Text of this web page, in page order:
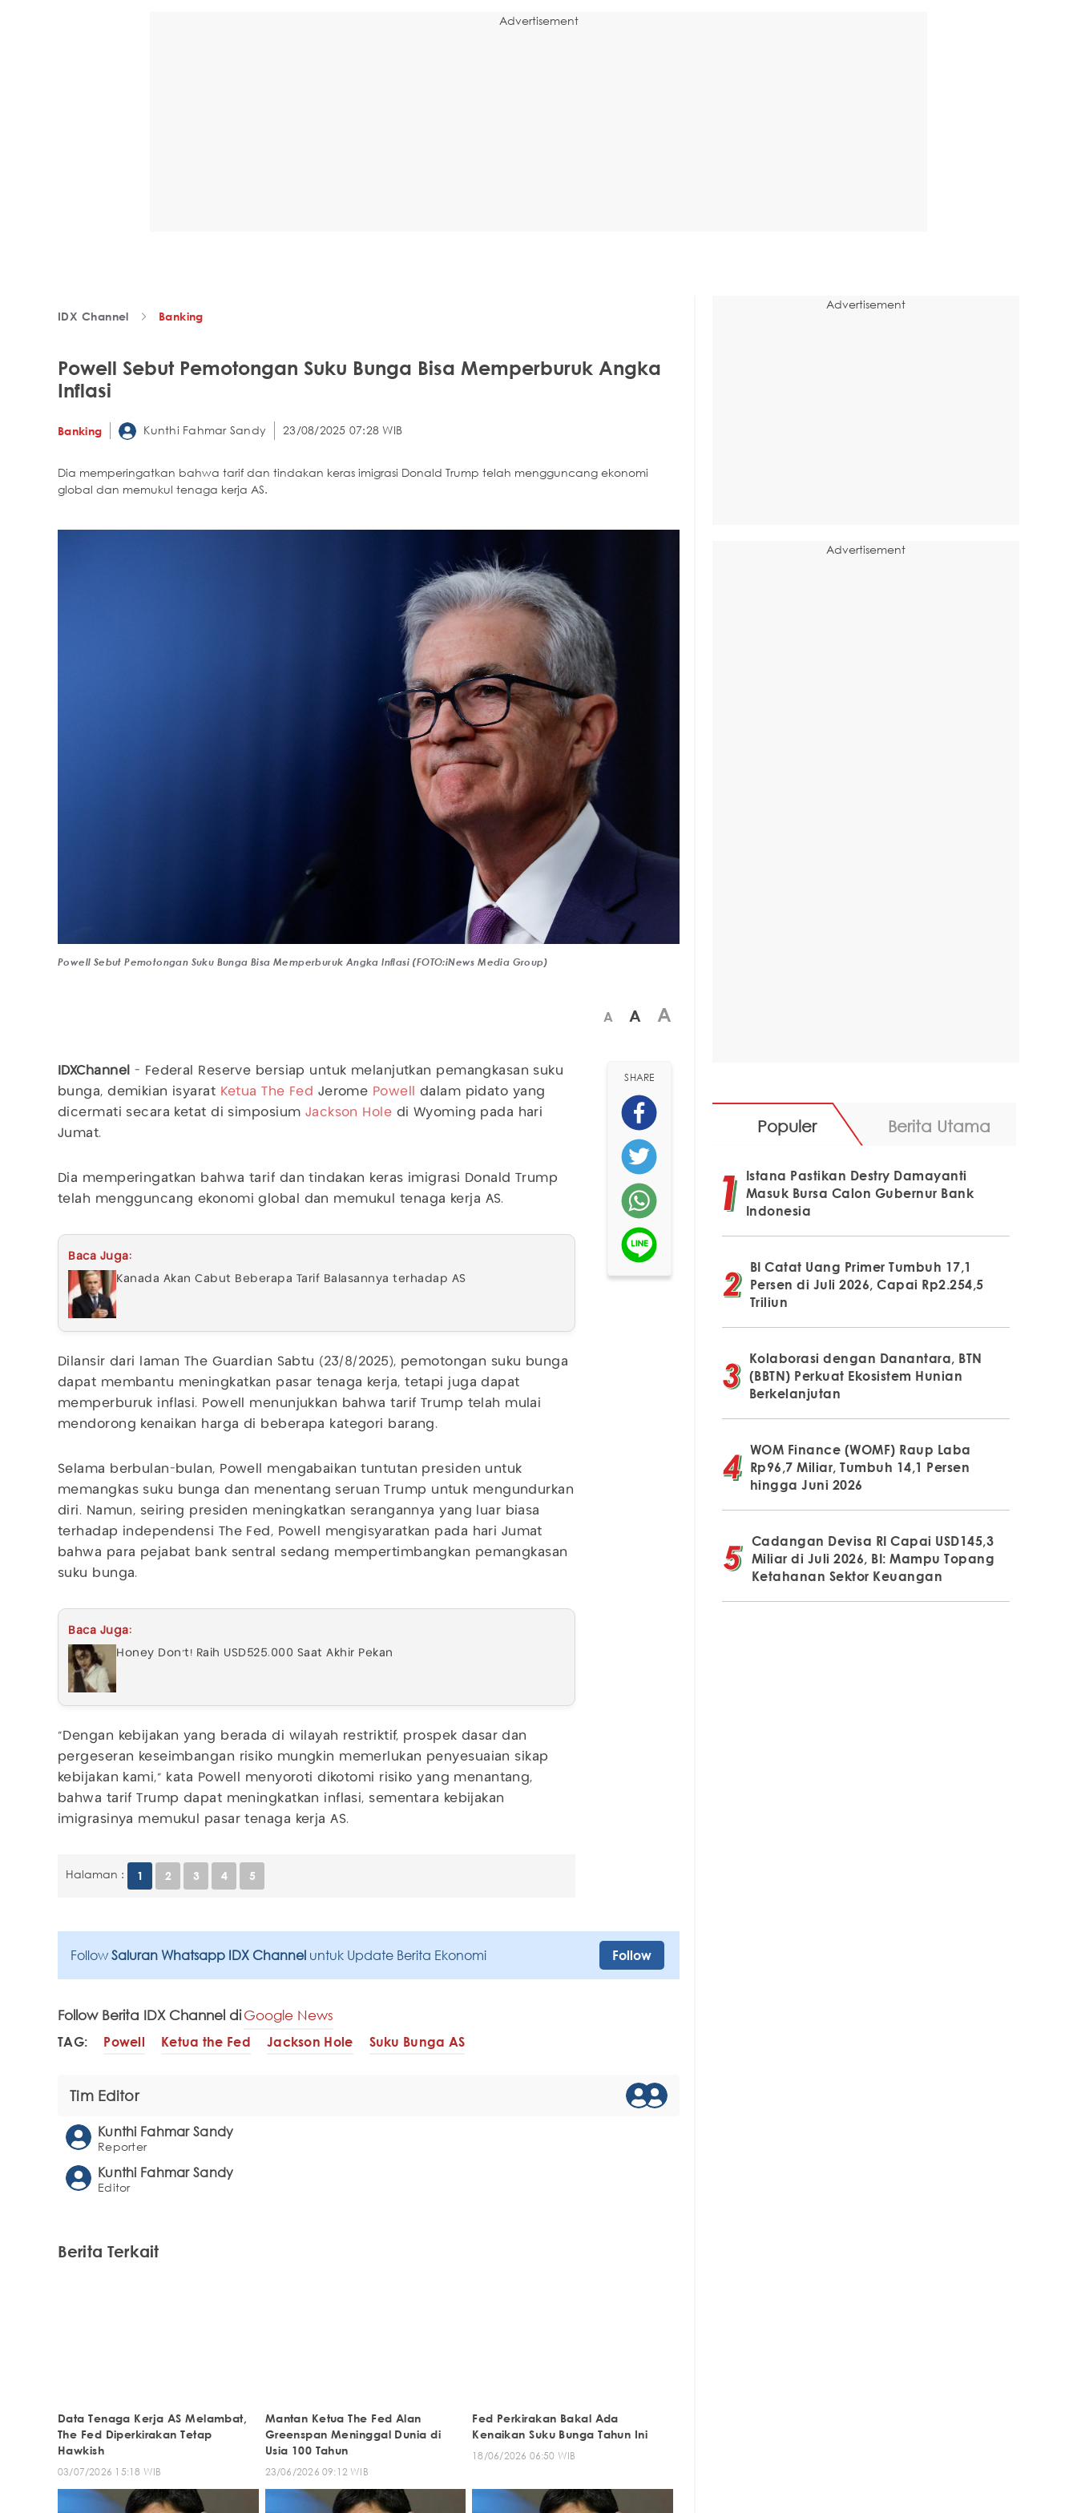
Advertisement
IDX Channel Banking
Powell Sebut Pemotongan Suku Bunga Bisa Memperburuk Angka
Inflasi
Banking Kunthi Fahmar Sandy 23/08/2025 07:28 WIB
Dia memperingatkan bahwa tarif dan tindakan keras imigrasi Donald Trump telah mengguncang ekonomi
global dan memukul tenaga kerja AS.
Powell Sebut Pemotongan Suku Bunga Bisa Memperburuk Angka Inflasi (FOTO:iNews Media Group)
A A A
IDXChannel
- Federal Reserve bersiap untuk melanjutkan pemangkasan suku
bunga, demikian isyarat Ketua The Fed Jerome Powell
dalam pidato yang
dicermati secara ketat di simposium Jackson Hole di Wyoming pada hari
Jumat.
Dia memperingatkan bahwa tarif dan tindakan keras imigrasi Donald Trump
telah mengguncang ekonomi global dan memukul tenaga kerja AS.
Baca Juga:
Kanada Akan Cabut Beberapa Tarif Balasannya terhadap AS
Dilansir dari laman The Guardian Sabtu (23/8/2025), pemotongan suku bunga
dapat membantu meningkatkan pasar tenaga kerja, tetapi juga dapat
memperburuk inflasi. Powell menunjukkan bahwa tarif Trump telah mulai
mendorong kenaikan harga di beberapa kategori barang.
Selama berbulan-bulan, Powell mengabaikan tuntutan presiden untuk
memangkas suku bunga dan menentang seruan Trump untuk mengundurkan
diri. Namun, seiring presiden meningkatkan serangannya yang luar biasa
terhadap independensi The Fed, Powell mengisyaratkan pada hari Jumat
bahwa para pejabat bank sentral sedang mempertimbangkan pemangkasan
suku bunga.
Baca Juga:
Honey Don’t! Raih USD525.000 Saat Akhir Pekan
“Dengan kebijakan yang berada di wilayah restriktif, prospek dasar dan
pergeseran keseimbangan risiko mungkin memerlukan penyesuaian sikap
kebijakan kami,” kata Powell menyoroti dikotomi risiko yang menantang,
bahwa tarif Trump dapat meningkatkan inflasi, sementara kebijakan
imigrasinya memukul pasar tenaga kerja AS.
Halaman : 1 2 3 4 5
SHARE
Follow Saluran Whatsapp IDX Channel untuk Update Berita Ekonomi Follow
Follow Berita IDX Channel diGoogle News
TAG: Powell Ketua the Fed Jackson Hole Suku Bunga AS
Tim Editor
Kunthi Fahmar Sandy
Reporter
Kunthi Fahmar Sandy
Editor
Berita Terkait
Data Tenaga Kerja AS Melambat,
The Fed Diperkirakan Tetap
Hawkish
03/07/2026 15:18 WIB
Mantan Ketua The Fed Alan
Greenspan Meninggal Dunia di
Usia 100 Tahun
23/06/2026 09:12 WIB
Fed Perkirakan Bakal Ada
Kenaikan Suku Bunga Tahun Ini
18/06/2026 06:50 WIB
Advertisement
Advertisement
Populer Berita Utama
Istana Pastikan Destry Damayanti
Masuk Bursa Calon Gubernur Bank
Indonesia
BI Catat Uang Primer Tumbuh 17,1
Persen di Juli 2026, Capai Rp2.254,5
Triliun
Kolaborasi dengan Danantara, BTN
(BBTN) Perkuat Ekosistem Hunian
Berkelanjutan
WOM Finance (WOMF) Raup Laba
Rp96,7 Miliar, Tumbuh 14,1 Persen
hingga Juni 2026
Cadangan Devisa RI Capai USD145,3
Miliar di Juli 2026, BI: Mampu Topang
Ketahanan Sektor Keuangan